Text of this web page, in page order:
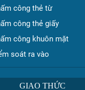
công thẻ từ
công thẻ giấy
công khuôn mặt
soát ra vào
GIAO THỨC